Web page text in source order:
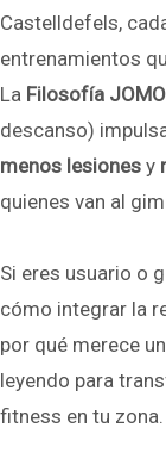
Castelldefels,
entrenamientos
La Filosofía JOMO
descanso)
menos lesiones y
quienes van al
Si eres usuario o
cómo integrar la
por qué merece
leyendo para
fitness en tu zona.